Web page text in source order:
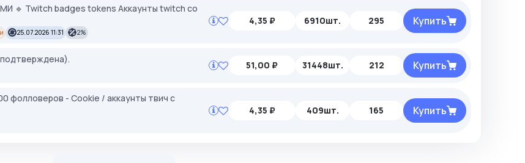
🔹 Twitch badges tokens Аккаунты twitch со
25.07.2026 11:31 2%
4,35 ₽ 6910шт. 295 Купить
51,00 ₽ 31448шт. 212 Купить
фолловеров - Cookie / аккаунты твич с
4,35 ₽ 409шт. 165 Купить